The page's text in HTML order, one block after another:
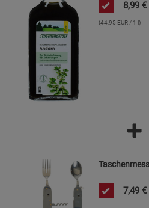
8,99 €
(44,95 EUR / 1 l)
7,49 €